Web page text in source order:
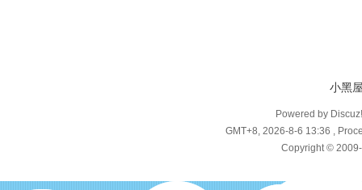
小黑
Powered by
GMT+8, 2026-8-6 13:36 ,
Copyright ©